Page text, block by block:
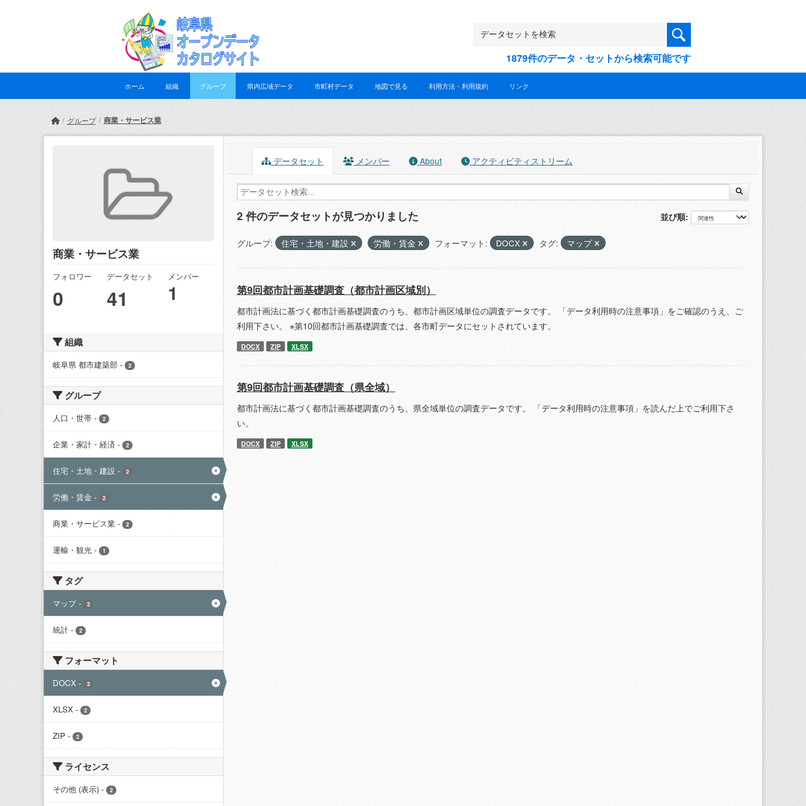
1879件のデータ・セットから検索可能です
ホーム 組織 グループ 県内広域データ 市町村データ 地図で見る 利用方法・利用規約 リンク
グループ 商業・サービス業
商業・サービス業
フォロワー
0
データセット
41
メンバー
1
組織
岐阜県 都市建築部 - 2
グループ
人口・世帯 - 2
企業・家計・経済 - 2
住宅・土地・建設 - 2
労働・賃金 - 2
商業・サービス業 - 2
運輸・観光 - 1
タグ
マップ - 2
統計 - 2
フォーマット
DOCX - 2
XLSX - 2
ZIP - 2
ライセンス
その他 (表示) - 2
データセット メンバー About アクティビティストリーム
並び順
2 件のデータセットが見つかりました
グループ: 住宅・土地・建設 労働・賃金 フォーマット: DOCX タグ: マップ
第9回都市計画基礎調査（都市計画区域別）
都市計画法に基づく都市計画基礎調査のうち、都市計画区域単位の調査データです。 「データ利用時の注意事項」をご確認のうえ、ご
利用下さい。 ※第10回都市計画基礎調査では、各市町データにセットされています。
DOCX ZIP XLSX
第9回都市計画基礎調査（県全域）
都市計画法に基づく都市計画基礎調査のうち、県全域単位の調査データです。 「データ利用時の注意事項」を読んだ上でご利用下さ
い。
DOCX ZIP XLSX